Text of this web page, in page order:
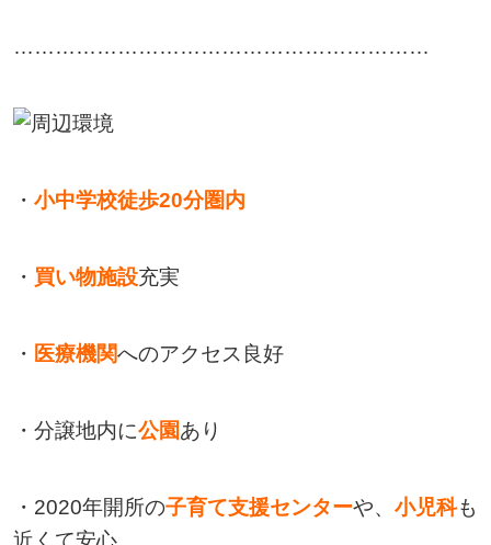
……………………………………………………
・ 小中学校徒歩20分圏内
・ 買い物施設充実
・ 医療機関へのアクセス良好
・分譲地内に公園あり
・2020年開所の子育て支援センターや、 小児科も
近くて安心